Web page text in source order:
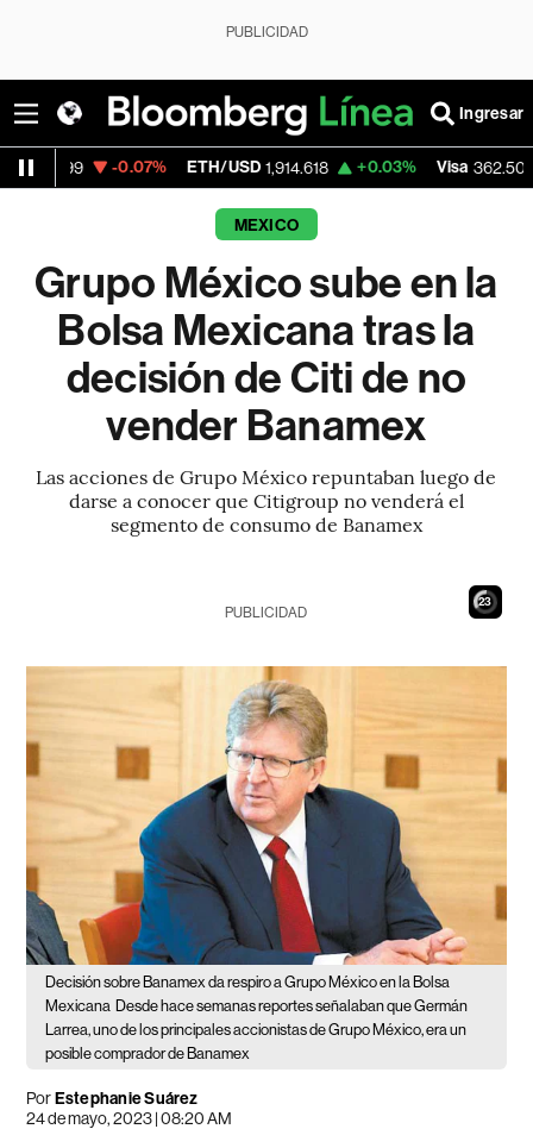
PUBLICIDAD
Ingresar
ETH/USD 1,914.618 +0.03% Visa 362.50 -2.15%
MEXICO
Grupo México sube en la
Bolsa Mexicana tras la
decisión de Citi de no
vender Banamex
Las acciones de Grupo México repuntaban luego de
darse a conocer que Citigroup no venderá el
segmento de consumo de Banamex
22
PUBLICIDAD
Decisión sobre Banamex da respiro a Grupo México en la Bolsa
Mexicana Desde hace semanas reportes señalaban que Germán
Larrea, uno de los principales accionistas de Grupo México, era un
posible comprador de Banamex
PorEstephanie Suárez
24 de mayo, 2023 | 08:20 AM